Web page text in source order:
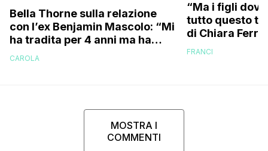
Bella Thorne sulla relazione
con l’ex Benjamin Mascolo: “Mi
ha tradita per 4 anni ma ha
sostenuto che non contava
CAROLA
“Ma i figli
tutto questo
di Chiara
risponde
FRANCI
MOSTRA I
COMMENTI